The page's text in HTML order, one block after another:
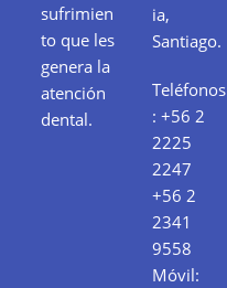
sufrimien
to que les
genera la
atención
dental.
ia,
Santiago.
Teléfonos
:+56 2
2225
2247
+56 2
2341
9558
Móvil: